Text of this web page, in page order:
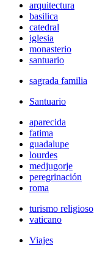
arquitectura
basilica
catedral
iglesia
monasterio
santuario
sagrada familia
Santuario
aparecida
fatima
guadalupe
lourdes
medjugorje
peregrinación
roma
turismo religioso
vaticano
Viajes